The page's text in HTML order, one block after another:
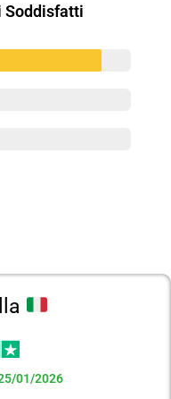
Soddisfatti
01/2026